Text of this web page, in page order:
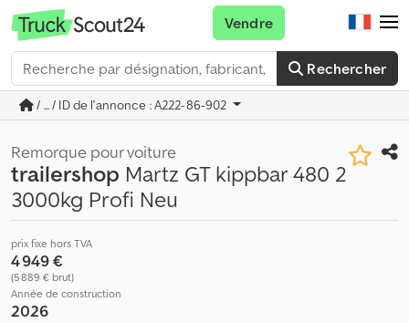
Rechercher
Vendre
/ ... / ID de l'annonce : A222-86-902
Remorque pour voiture
trailershop Martz GT kippbar 480 2
3000kg Profi Neu
prix fixe hors TVA
4 949 €
(5 889 € brut)
Année de construction
2026